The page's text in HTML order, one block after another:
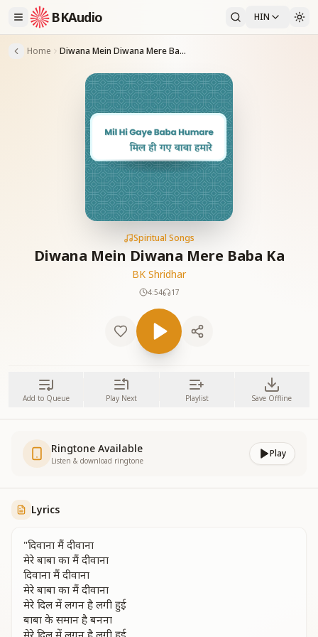
BKAudio HIN
Home Diwana Mein Diwana Mere Baba Ka
Spiritual Songs
Diwana Mein Diwana Mere Baba Ka
BK Shridhar
4:54 17
Add to Queue Play Next Playlist Save Offline
Ringtone Available
Listen & download ringtone
Play
Lyrics
"दिवाना मैं दीवाना
मेरे बाबा का मैं दीवाना
दिवाना मैं दीवाना
मेरे बाबा का मैं दीवाना
मेरे दिल में लगन है लगी हुई
बाबा के समान है बनना
मेरे दिल में लगन है लगी हुई